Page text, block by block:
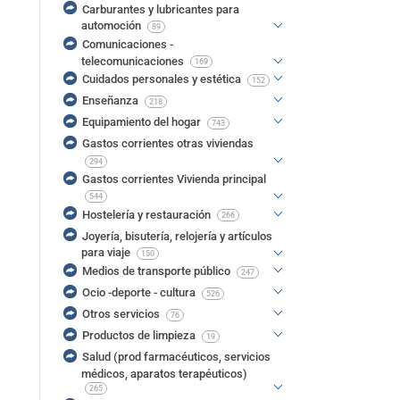
Carburantes y lubricantes para
automoción
89
Comunicaciones -
telecomunicaciones
169
Cuidados personales y estética 152
Enseñanza 218
Equipamiento del hogar 743
Gastos corrientes otras viviendas
294
Gastos corrientes Vivienda principal
544
Hostelería y restauración 266
Joyería, bisutería, relojería y artículos
para viaje
150
Medios de transporte público 247
Ocio -deporte - cultura 526
Otros servicios 76
Productos de limpieza 19
Salud (prod farmacéuticos, servicios
médicos, aparatos terapéuticos)
265